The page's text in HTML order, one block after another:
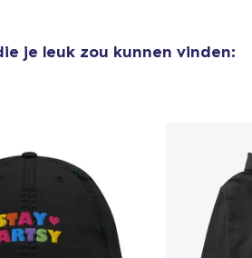
je leuk zou kunnen vinden: